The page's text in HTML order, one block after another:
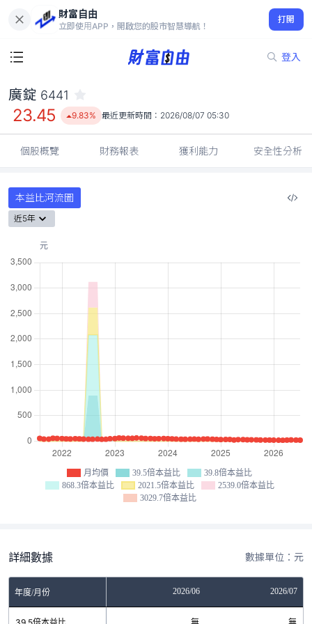
財富自由
立即使用APP，開啟您的股市智慧導航！
打開
登入
23.45
9.83%
廣錠 6441
23.45 9.83% 最近更新時間： 2026/08/07 05:30
個股概覽 財務報表 獲利能力 安全性分析
本益比河流圖
近5年
月均價 39.5倍本益比
39.8倍本益比
868.3倍本益比
2021.5倍本益比
2539.0倍本益比
3029.7倍本益比
詳細數據 數據單位：元
年度/月份 2026/06 2026/07